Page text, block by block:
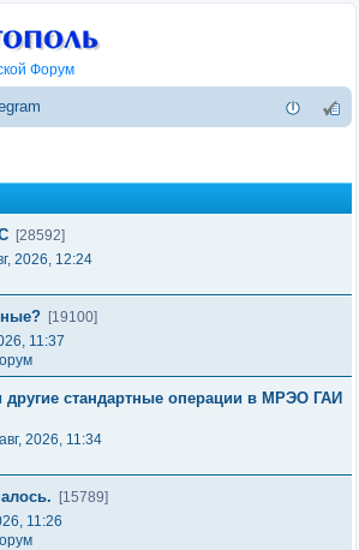
Форум
[28592]
2026, 12:24
[19100]
11:37
другие стандартные операции в МРЭО ГАИ
2026, 11:34
[15789]
11:26